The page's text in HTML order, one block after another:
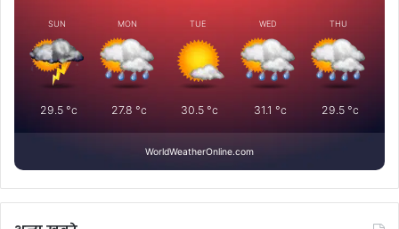
SUN
29.5°c
MON
27.8 °c
TUE
30.5°c
WED
31.1 °c
THU
29.5 °c
WorldWeatherOnline.com